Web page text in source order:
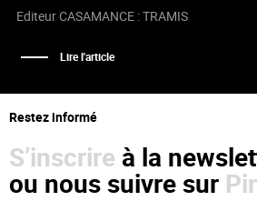
Editeur CASAMANCE : TRAMIS
Lire l'article
Restez informé
S’inscrire à la
ou nous suivre sur